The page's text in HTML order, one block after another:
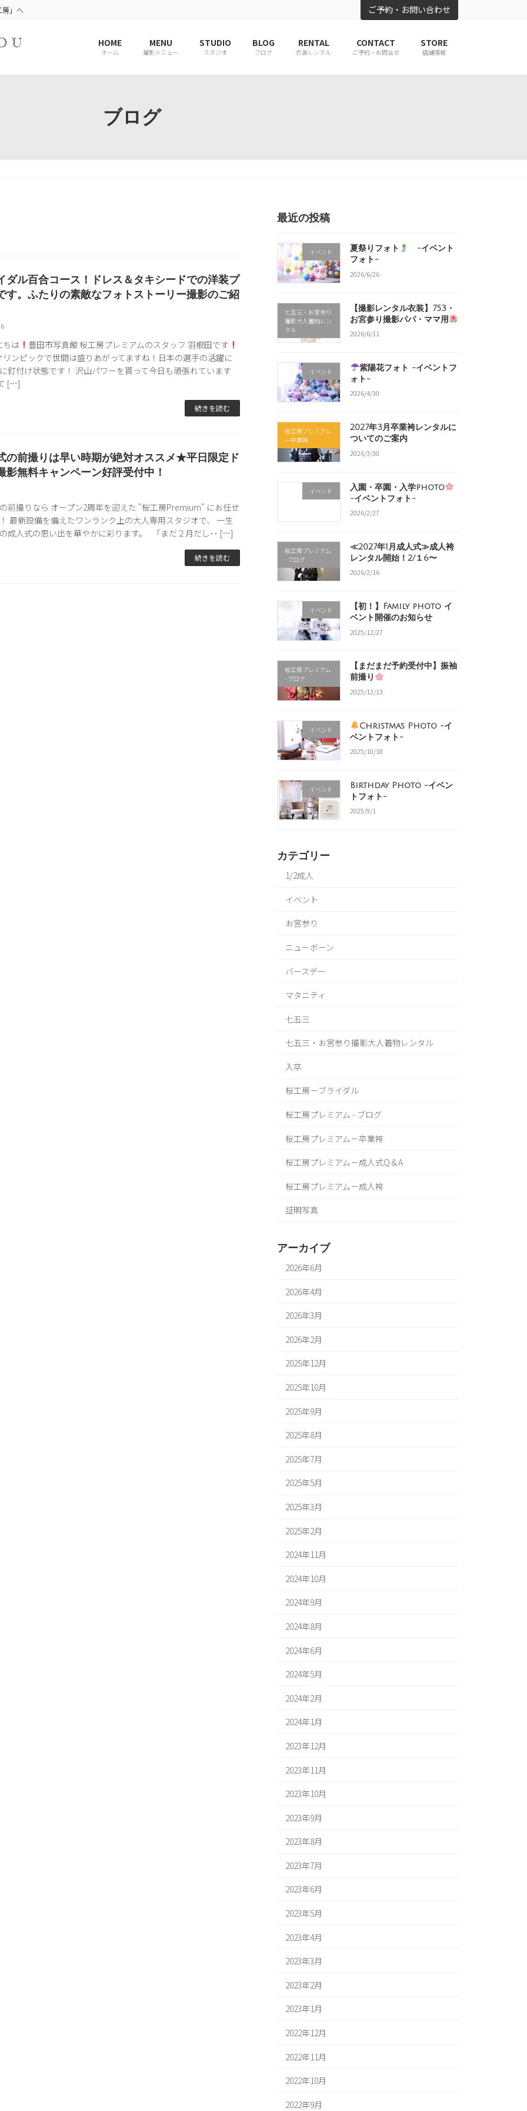
」へ ご予約・お問い合わせ
HOME
ホーム
MENU
撮影メニュー
STUDIO
スタジオ
BLOG
ブログ
RENTAL
衣装レンタル
CONTACT
ご予約・お問合せ
STORE
店舗情報
ブログ
ダル百合コース！ドレス＆タキシードでの洋装プ
す。ふたりの素敵なフォトストーリー撮影のご紹
は
豊田市写真館 桜工房プレミアムのスタッフ 羽根田です
ンピックで世間は盛りあがってますね！日本の選手の活躍に
釘付け状態です！ 沢山パワーを貰って今日も頑張れています
[…]
続きを読む
の前撮りは早い時期が絶対オススメ★平日限定ド
影無料キャンペーン好評受付中！
前撮りなら オープン2周年を迎えた "桜工房Premium" にお任せ
最新設備を備えたワンランク上の大人専用スタジオで、 一生
成人式の思い出を華やかに彩ります。 「まだ２月だし･･ […]
続きを読む
最近の投稿
イベント 夏祭りフォト
-イベント
フォト-
2026/6/26
七五三・お宮参り
撮影大人着物レン
タル
【撮影レンタル衣装】753・
お宮参り撮影パパ・ママ用
2026/6/11
イベント
紫陽花フォト -イベントフ
ォト-
2026/4/30
桜工房プレミアム
－卒業袴
2027年3月卒業袴レンタルに
ついてのご案内
2026/3/30
イベント
入園・卒園・入学photo
-イベントフォト-
2026/2/27
桜工房プレミアム
- ブログ
≪2027年1月成人式≫成人袴
レンタル開始！2/１6〜
2026/2/16
イベント
【初！】Family photo イ
ベント開催のお知らせ
2025/12/27
桜工房プレミアム
- ブログ
【まだまだ予約受付中】振袖
前撮り
2025/12/13
イベント
Christmas Photo -イ
ベントフォト-
2025/10/18
イベント
Birthday Photo -イベン
トフォト-
2025/9/1
カテゴリー
1/2成人
イベント
お宮参り
ニューボーン
バースデー
マタニティ
七五三
七五三・お宮参り撮影大人着物レンタル
入卒
桜工房－ブライダル
桜工房プレミアム - ブログ
桜工房プレミアム－卒業袴
桜工房プレミアム－成人式Q＆A
桜工房プレミアム－成人袴
証明写真
アーカイブ
2026年6月
2026年4月
2026年3月
2026年2月
2025年12月
2025年10月
2025年9月
2025年8月
2025年7月
2025年5月
2025年3月
2025年2月
2024年11月
2024年10月
2024年9月
2024年8月
2024年6月
2024年5月
2024年2月
2024年1月
2023年12月
2023年11月
2023年10月
2023年9月
2023年8月
2023年7月
2023年6月
2023年5月
2023年4月
2023年3月
2023年2月
2023年1月
2022年12月
2022年11月
2022年10月
2022年9月